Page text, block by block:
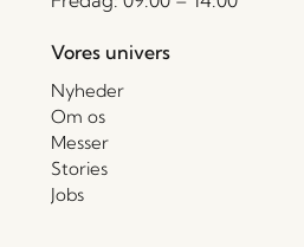
Vores univers
Nyheder
Om os
Messer
Stories
Jobs